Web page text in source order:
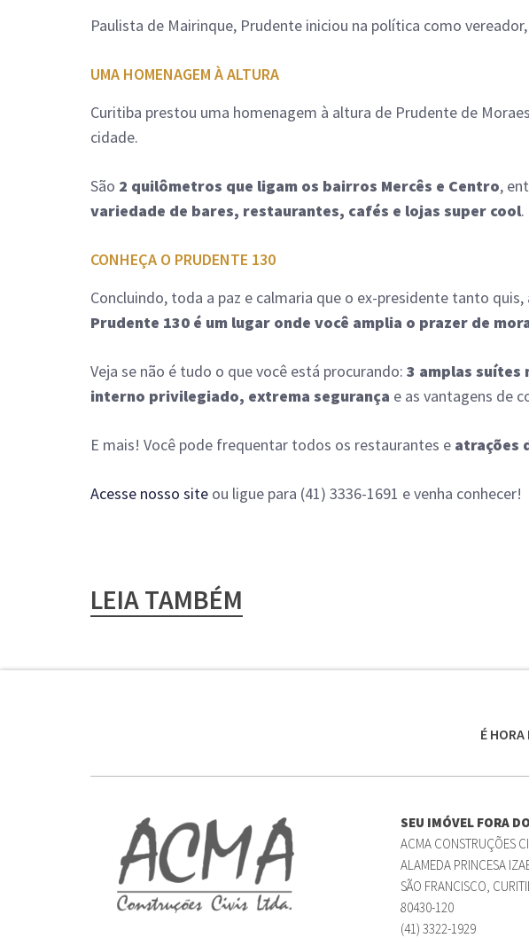
Paulista de Mairinque, Prudente iniciou na política como
UMA HOMENAGEM À ALTURA
Curitiba prestou uma homenagem à altura de Prudente de
cidade.
São 2 quilômetros que ligam os bairros Mercês e Centro,
variedade de bares, restaurantes, cafés e lojas super cool.
CONHEÇA O PRUDENTE 130
Concluindo, toda a paz e calmaria que o ex-presidente tanto
Prudente 130 é um lugar onde você amplia o prazer de
Veja se não é tudo o que você está procurando: 3 amplas suítes
interno privilegiado, extrema segurança e as vantagens de
E mais! Você pode frequentar todos os restaurantes e atrações
Acesse nosso site ou ligue para (41) 3336-1691 e venha conhecer!
LEIA TAMBÉM
É HORA
SEU IMÓVEL FORA
ACMA CONSTRUÇÕES
ALAMEDA PRINCESA
SÃO FRANCISCO,
80430-120
(41) 3322-1929